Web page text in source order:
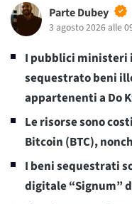
Parte Dubey
3 agosto 2026 alle
I pubblici ministeri
sequestrato beni
appartenenti a Do
Le risorse sono
Bitcoin (BTC),
I beni sequestrati
digitale “Signum”